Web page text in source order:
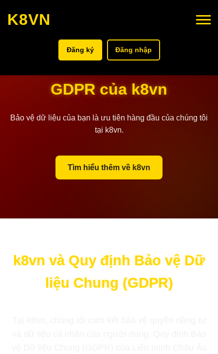
K8VN
Đăng ký Đăng nhập
Chính sách Tuân thủ
GDPR của k8vn
Bảo vệ dữ liệu của bạn là ưu tiên hàng đầu của chúng tôi
tại k8vn.
Tìm hiểu thêm về k8vn
k8vn và Quy định Bảo vệ Dữ
liệu Chung (GDPR)